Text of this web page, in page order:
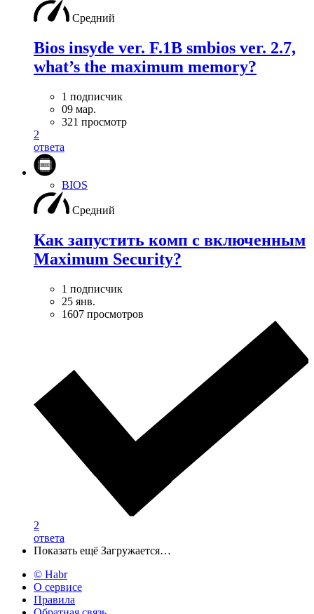
Средний
Bios insyde ver. F.1B smbios ver. 2.7,
what’s the maximum memory?
1 подписчик
09 мар.
321 просмотр
2
ответа
BIOS
Средний
Как запустить комп с включенным
Maximum Security?
1 подписчик
25 янв.
1607 просмотров
2
ответа
Показать ещё Загружается…
© Habr
О сервисе
Правила